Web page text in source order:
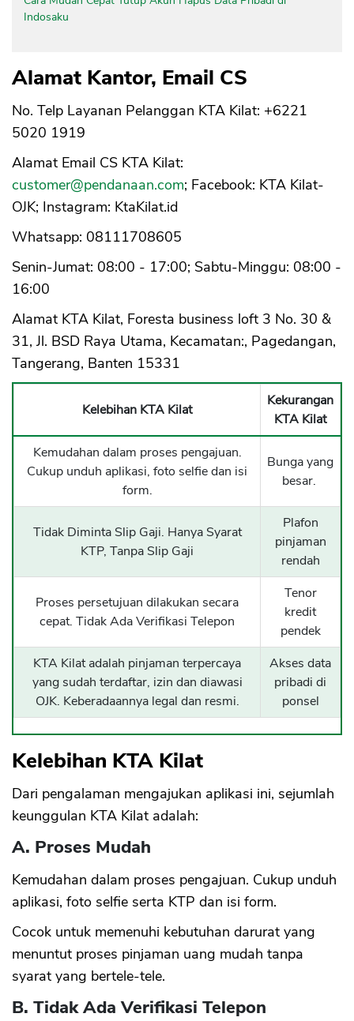
Indosaku
Alamat Kantor, Email CS
No. Telp Layanan Pelanggan KTA Kilat: +6221
5020 1919
Alamat Email CS KTA Kilat:
customer@pendanaan.com; Facebook: KTA Kilat-
OJK; Instagram: KtaKilat.id
Whatsapp: 08111708605
Senin-Jumat: 08:00 - 17:00; Sabtu-Minggu: 08:00 -
16:00
Alamat KTA Kilat, Foresta business loft 3 No. 30 &
31, Jl. BSD Raya Utama, Kecamatan:, Pagedangan,
Tangerang, Banten 15331
Kelebihan KTA Kilat
Kekurangan
KTA Kilat
Kemudahan dalam proses pengajuan.
Cukup unduh aplikasi, foto selfie dan isi
form.
Bunga yang
besar.
Tidak Diminta Slip Gaji. Hanya Syarat
KTP, Tanpa Slip Gaji
Plafon
pinjaman
rendah
Proses persetujuan dilakukan secara
cepat. Tidak Ada Verifikasi Telepon
Tenor
kredit
pendek
KTA Kilat adalah pinjaman terpercaya
yang sudah terdaftar, izin dan diawasi
OJK. Keberadaannya legal dan resmi.
Akses data
pribadi di
ponsel
Kelebihan KTA Kilat
Dari pengalaman mengajukan aplikasi ini, sejumlah
keunggulan KTA Kilat adalah:
A. Proses Mudah
Kemudahan dalam proses pengajuan. Cukup unduh
aplikasi, foto selfie serta KTP dan isi form.
Cocok untuk memenuhi kebutuhan darurat yang
menuntut proses pinjaman uang mudah tanpa
syarat yang bertele-tele.
B. Tidak Ada Verifikasi Telepon
OK
CANCEL